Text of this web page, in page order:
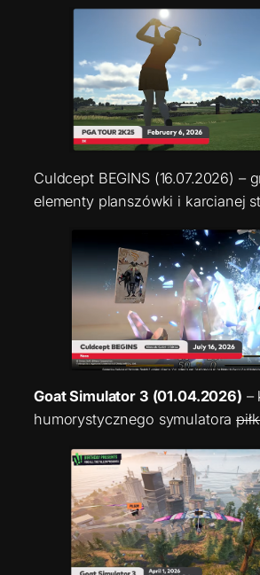
Culdcept BEGINS (16.07.2026) –
elementy planszówki i karcianej
Goat Simulator 3 (01.04.2026) –
humorystycznego symulatora